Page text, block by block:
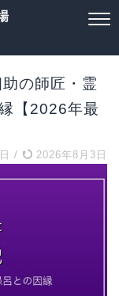
の師匠・霊
【2026年最
/ 2026年8月3日